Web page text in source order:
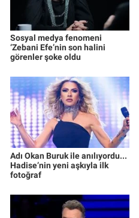
Sosyal medya fenomeni
‘Zebani Efe’nin son halini
görenler şoke oldu
Adı Okan Buruk ile anılıyordu...
Hadise’nin yeni aşkıyla ilk
fotoğraf